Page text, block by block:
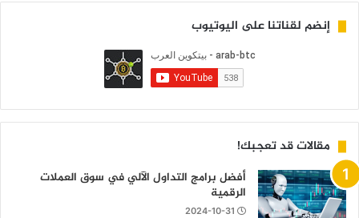
إنضم لقناتنا على اليوتيوب
مقالات قد تعجبك!
أفضل برامج التداول الآلي في سوق العملات
الرقمية
2024-10-31